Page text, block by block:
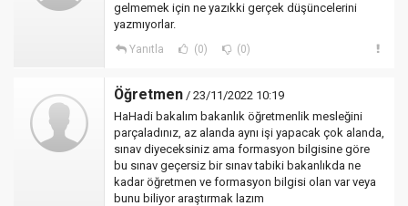
gelmemek için ne yazıkki gerçek düşüncelerini
yazmıyorlar.
Yanıtla (0) (0)
Öğretmen / 23/11/2022 10:19
HaHadi bakalım bakanlık öğretmenlik mesleğini
parçaladınız, az alanda aynı işi yapacak çok alanda,
sınav diyeceksiniz ama formasyon bilgisine göre
bu sınav geçersiz bir sınav tabiki bakanlıkda ne
kadar öğretmen ve formasyon bilgisi olan var veya
bunu biliyor araştırmak lazım